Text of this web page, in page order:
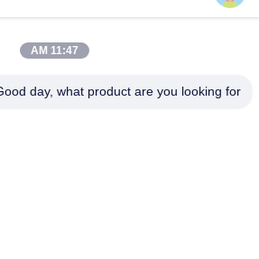
11:47 AM
Good day, what product are you looking for?